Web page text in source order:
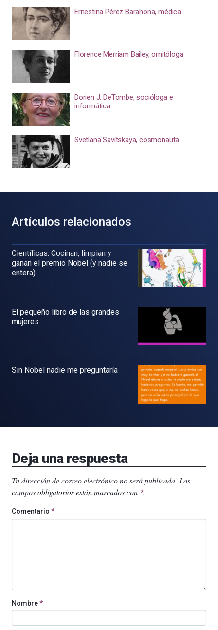
Ernestina Pérez Barahona, médica
Florence Merriam Bailey, ornitóloga
Dorien J. DeTombe, socióloga e
informática
Svetlana Savítskaya, cosmonauta
Artículos relacionados
Científicas. Cocinan, limpian y
ganan el premio Nobel (y nadie se
entera)
El pequeño libro de las grandes
mujeres
Sin Nobel nadie me preguntaría
Deja una respuesta
Tu dirección de correo electrónico no será publicada. Los
campos obligatorios están marcados con *.
Comentario *
Nombre*